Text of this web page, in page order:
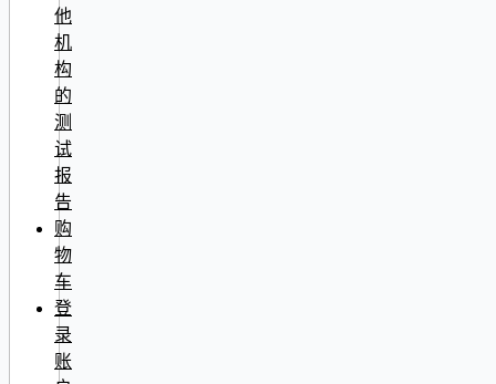
他
机
构
的
测
试
报
告
购
物
车
登
录
账